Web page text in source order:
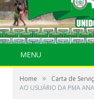
MENU
Home » Carta de
AO USUÁRIO DA PMA